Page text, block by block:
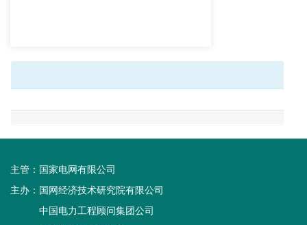
主管： 国家电网有限公司
主办： 国网经济技术研究院有限公司
中国电力工程顾问集团公司